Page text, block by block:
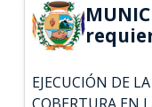
EJECUCIÓN DE